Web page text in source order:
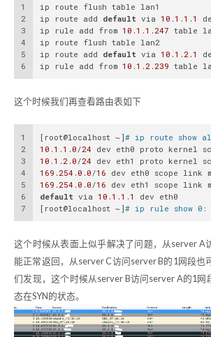
1
2
3
4
5
6
ip route flush table lan1
ip route add default via 10.1 .1 .1
ip rule add from 10.1 .1 .247 table
ip route flush table lan2
ip route add default via 10.1 .2 .1
ip rule add from 10.1 .2 .239 table
这个时候我们再查看路由表如下
1
2
3
4
5
6
7
[root@localhost ~]# ip route show
10.1 .1 .0 /24 dev eth0 proto kernel
10.1 .2 .0 /24 dev eth1 proto kernel
169.254 .0 .0 /16 dev eth0 scope link
169.254 .0 .0 /16 dev eth1 scope link
default via 10.1 .1 .1
dev eth0
[root@localhost ~]# ip rule show 0:
这个时候从表面上似乎解决了问题，从server A
能正常返回，从server C访问server B的1网段也
们发现，这个时候从server B访问server A的1网
态在SYN的状态。